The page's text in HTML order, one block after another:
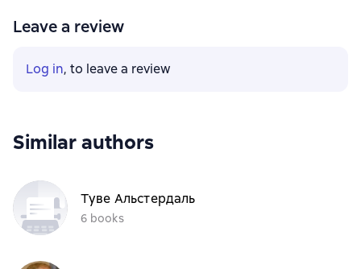
Leave a review
Log in, to leave a review
Similar authors
Туве Альстердаль
6 books